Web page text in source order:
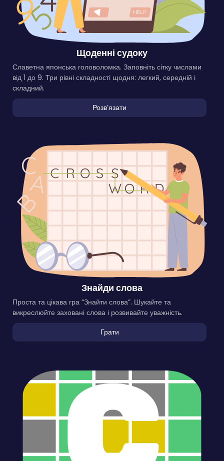
Щоденні судоку
Славетна японська головоломка. Заповніть сітку числами
від 1 до 9. Три рівні складності щодня: легкий, середній і
складний.
Розвʼязати
Знайди слова
Проста та цікава гра “Знайти слова”. Шукайте та
викреслюйте заховані слова і розвивайте уважність.
Грати